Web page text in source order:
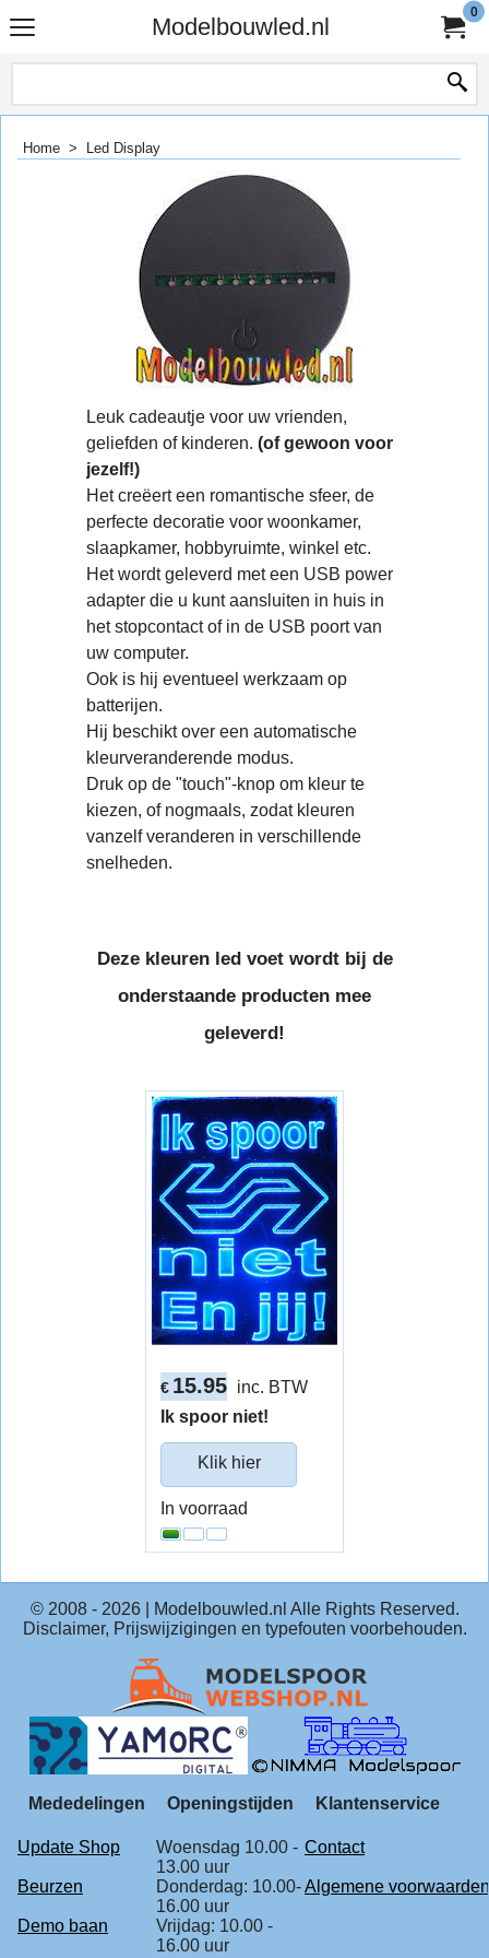
Modelbouwled.nl
0
Home > Led Display
Leuk cadeautje voor uw vrienden,
geliefden of kinderen. (of gewoon voor
jezelf!)
Het creëert een romantische sfeer, de
perfecte decoratie voor woonkamer,
slaapkamer, hobbyruimte, winkel etc.
Het wordt geleverd met een USB power
adapter die u kunt aansluiten in huis in
het stopcontact of in de USB poort van
uw computer.
Ook is hij eventueel werkzaam op
batterijen.
Hij beschikt over een automatische
kleurveranderende modus.
Druk op de "touch"-knop om kleur te
kiezen, of nogmaals, zodat kleuren
vanzelf veranderen in verschillende
snelheden.
Deze kleuren led voet wordt bij de
onderstaande producten mee
geleverd!
€ 15.95
inc. BTW
Ik spoor niet!
Klik hier
In voorraad
© 2008 - 2026| Modelbouwled.nl Alle Rights Reserved.
Disclaimer, Prijswijzigingen en typefouten voorbehouden.
Mededelingen Openingstijden Klantenservice
Update Shop
Woensdag 10.00 -
13.00 uur
Contact
Beurzen
Donderdag: 10.00-
16.00 uur
Algemene voorwaarden
Demo baan
Vrijdag: 10.00 -
16.00 uur